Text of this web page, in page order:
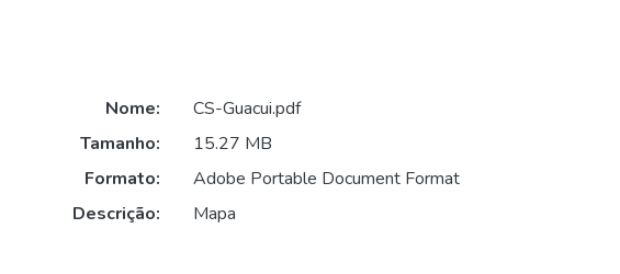
Nome:
CS-Guacui.pdf
Tamanho:
15.27 MB
Formato:
Adobe Portable Document Format
Descrição:
Mapa